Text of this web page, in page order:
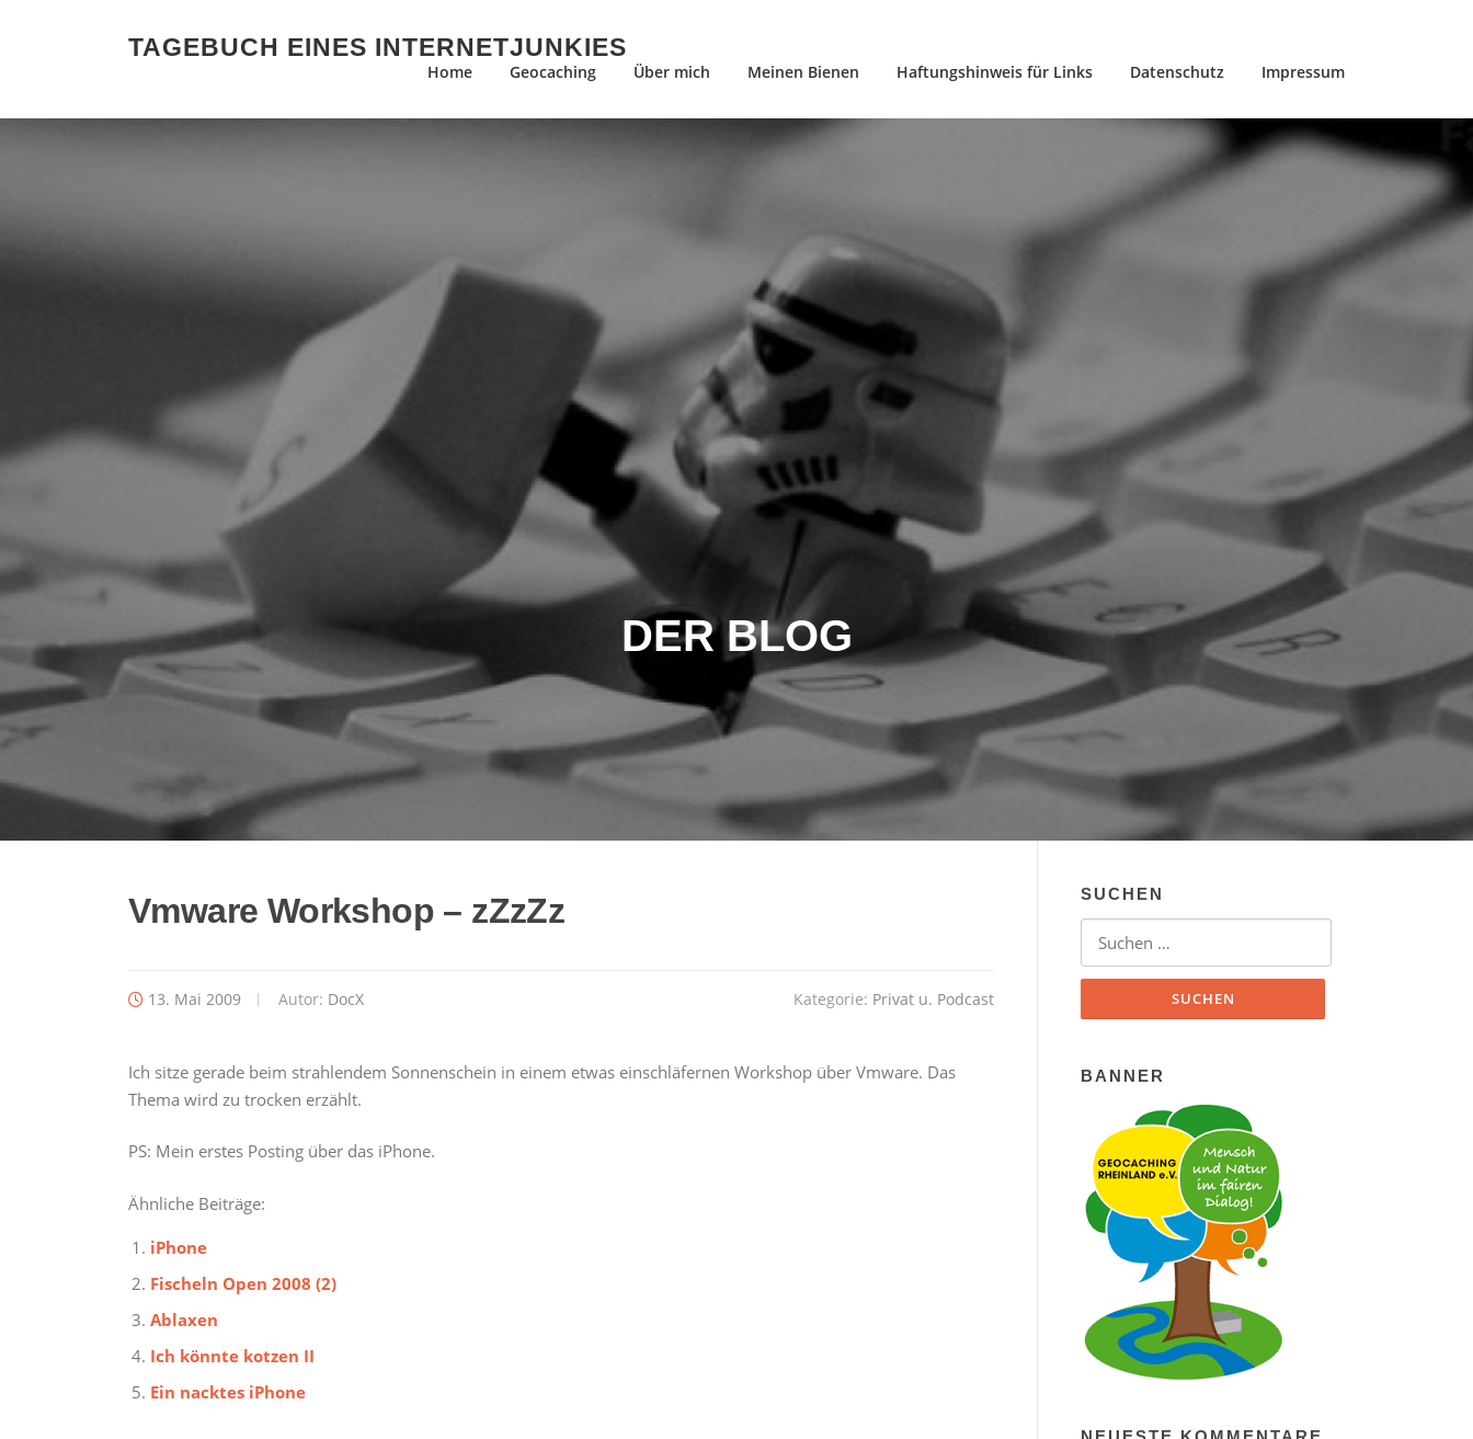
TAGEBUCH EINES INTERNETJUNKIES
Home Geocaching Über mich Meinen Bienen Haftungshinweis für Links Datenschutz Impressum
DER BLOG
Vmware Workshop – zZzZz
13. Mai 2009 Autor: DocX Kategorie: Privat u. Podcast
Ich sitze gerade beim strahlendem Sonnenschein in einem etwas einschläfernen Workshop über Vmware. Das
Thema wird zu trocken erzählt.
PS: Mein erstes Posting über das iPhone.
Ähnliche Beiträge:
iPhone
Fischeln Open 2008 (2)
Ablaxen
Ich könnte kotzen II
Ein nacktes iPhone
SUCHEN
Suchen nach:
BANNER